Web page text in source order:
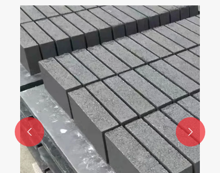
 